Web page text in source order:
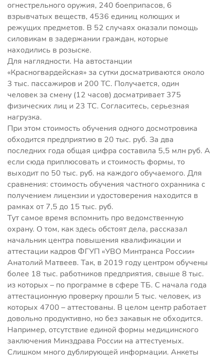
огнестрельного оружия, 240 боеприпасов, 6
взрывчатых веществ, 4536 единиц колющих и
режущих предметов. В 52 случаях оказали помощь
силовикам в задержании граждан, которые
находились в розыске.
Для наглядности. На автостанции
«Красногвардейская» за сутки досматриваются около
3 тыс. пассажиров и 200 ТС. Получается, один
человек за смену (12 часов) досматривает 375
физических лиц и 23 ТС. Согласитесь, серьезная
нагрузка.
При этом стоимость обучения одного досмотровика
обходится предприятию в 20 тыс. руб. За два
последних года общая цифра составила 5,5 млн руб. А
если сюда приплюсовать и стоимость формы, то
выходит по 50 тыс. руб. на каждого обучаемого. Для
сравнения: стоимость обучения частного охранника с
получением лицензии и удостоверения находится в
рамках от 7,5 до 15 тыс. руб.
Тут самое время вспомнить про ведомственную
охрану. О том, как здесь обстоят дела, рассказал
начальник центра повышения квалификации и
аттестации кадров ФГУП «УВО Минтранса России»
Анатолий Матвеев. Так, в 2019 году центром обучены
более 18 тыс. работников предприятия, свыше 8 тыс.
из которых – по программе в сфере ТБ. С начала года
аттестационную проверку прошли 5 тыс. человек, из
которых 4700 – аттестованы. В целом центр работает
довольно продуктивно, но без закавык не обходится.
Например, отсутствие единой формы медицинского
заключения Минздрава России на аттестуемых.
Слишком много дублирующей информации. Анкеты